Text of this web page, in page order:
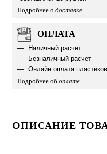
Подробнее о доставке
ОПЛАТА
Наличный расчет
Безналичный расчет
Онлайн оплата
Подробнее об оплате
ОПИСАНИЕ